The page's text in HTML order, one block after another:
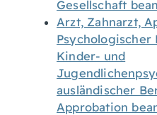
Gesellschaft
Arzt, Zahnarzt,
Psychologischer
Kinder- und
ausländischer
Approbation